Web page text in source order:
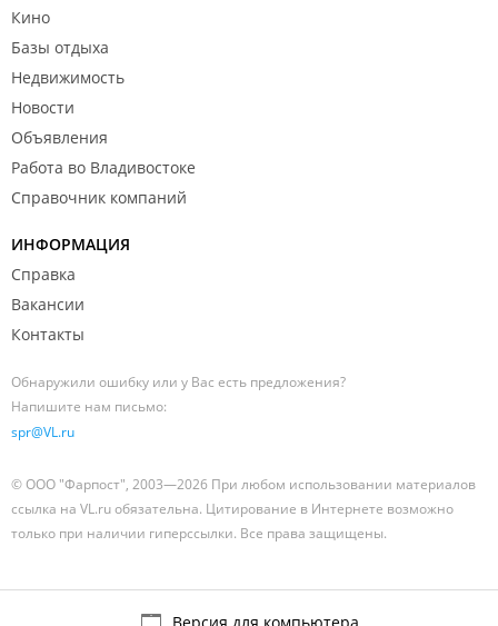
Кино
Базы отдыха
Недвижимость
Новости
Объявления
Работа во Владивостоке
Справочник компаний
ИНФОРМАЦИЯ
Справка
Вакансии
Контакты
Обнаружили ошибку или у Вас есть предложения?
Напишите нам письмо:
spr@VL.ru
© ООО "Фарпост", 2003—2026 При любом использовании материалов
ссылка на VL.ru обязательна. Цитирование в Интернете возможно
только при наличии гиперссылки. Все права защищены.